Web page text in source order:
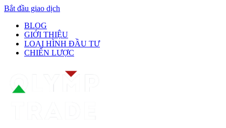
Bắt đầu giao dịch
BLOG
GIỚI THIỆU
LOẠI HÌNH ĐẦU TƯ
CHIẾN LƯỢC